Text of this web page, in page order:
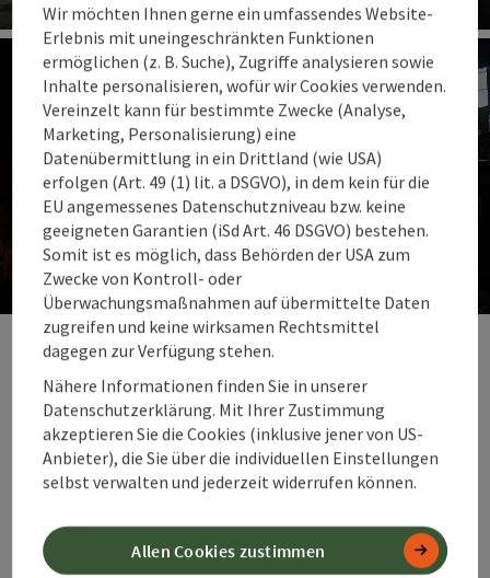
Tradition & Brauchtum
Schaubetriebe, Handwerk & Einblicke in Tradition
Kulturelle Veranstaltungen
Events im Herzen Oberösterreichs
Ob Konzert, Theater, Kabarett oder traditionelles
Fest – das 360° Alpenland vereint Kultur und
Lebensfreude auf besondere Weise. Erlebe
Gemeinschaft schaffen und unvergessliche Momente
schenken.
Wir möchten Ihnen gerne ein umfassendes Website-
Erlebnis mit uneingeschränkten Funktionen
ermöglichen (z. B. Suche), Zugriffe analysieren sowie
Inhalte personalisieren, wofür wir Cookies verwenden.
Vereinzelt kann für bestimmte Zwecke (Analyse,
Marketing, Personalisierung) eine
Datenübermittlung in ein Drittland (wie USA)
erfolgen (Art. 49 (1) lit. a DSGVO), in dem kein für die
EU angemessenes Datenschutzniveau bzw. keine
geeigneten Garantien (iSd Art. 46 DSGVO) bestehen.
Somit ist es möglich, dass Behörden der USA zum
Zwecke von Kontroll- oder
Überwachungsmaßnahmen auf übermittelte Daten
zugreifen und keine wirksamen Rechtsmittel
dagegen zur Verfügung stehen.
Nähere Informationen finden Sie in unserer
Datenschutzerklärung. Mit Ihrer Zustimmung
akzeptieren Sie die Cookies (inklusive jener von US-
Anbieter), die Sie über die individuellen Einstellungen
selbst verwalten und jederzeit widerrufen können.
Allen Cookies zustimmen